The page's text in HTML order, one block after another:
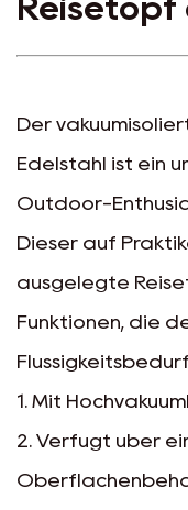
Reisetopf
Der
Edelstahl ist ein
Outdoor-
Dieser auf
ausgelegte
Funktionen, die
1. Mit
2. Verfügt über